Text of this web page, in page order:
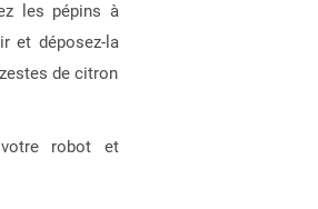
les pépins à
et déposez-la
de citron
robot et